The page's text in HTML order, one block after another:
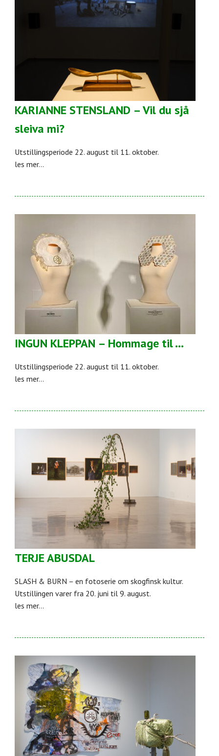
KARIANNE STENSLAND – Vil du sjå
sleiva mi?
Utstillingsperiode 22. august til 11. oktober.
les mer...
INGUN KLEPPAN – Hommage til …
Utstillingsperiode 22. august til 11. oktober.
les mer...
TERJE ABUSDAL
SLASH & BURN – en fotoserie om skogfinsk kultur.
Utstillingen varer fra 20. juni til 9. august.
les mer...